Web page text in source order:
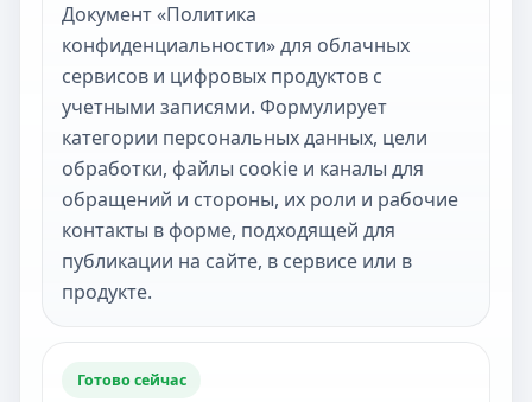
Документ «Политика
конфиденциальности» для облачных
сервисов и цифровых продуктов с
учетными записями. Формулирует
категории персональных данных, цели
обработки, файлы cookie и каналы для
обращений и стороны, их роли и рабочие
контакты в форме, подходящей для
публикации на сайте, в сервисе или в
продукте.
Готово сейчас